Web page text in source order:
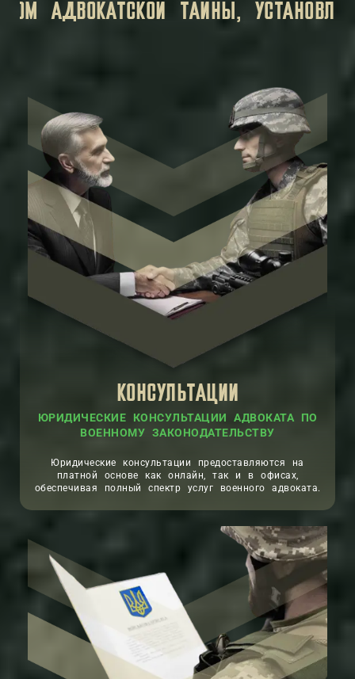
ВСЯ ЛИЧНАЯ ИНФОРМАЦИЯ,
КОНСУЛЬТАЦИИ
ЮРИДИЧЕСКИЕ КОНСУЛЬТАЦИИ АДВОКАТА ПО
ВОЕННОМУ ЗАКОНОДАТЕЛЬСТВУ
Юридические консультации предоставляются на
платной основе как онлайн, так и в офисах,
обеспечивая полный спектр услуг военного адвоката.